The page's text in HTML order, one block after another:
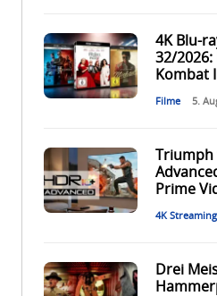
4K Blu-
32/2026:
Kombat
Filme 5.
Prime
4K Streaming
Drei